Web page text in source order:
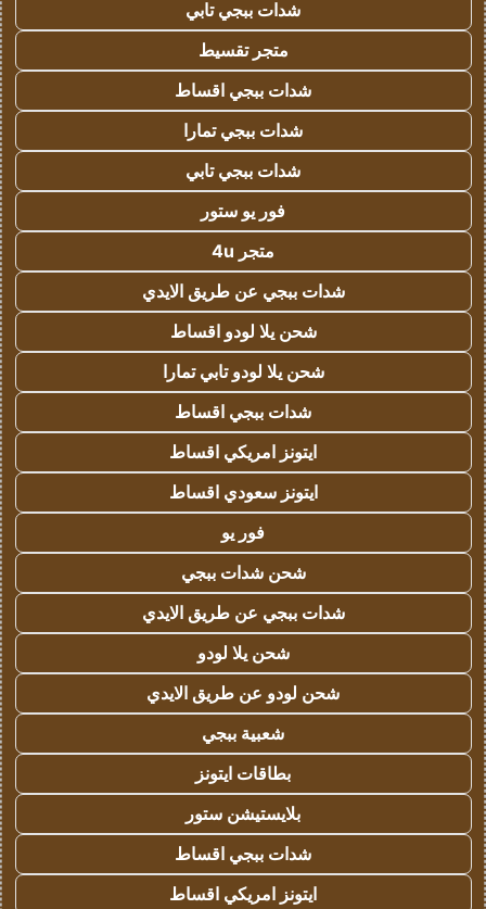
شدات ببجي تابي
متجر تقسيط
شدات ببجي اقساط
شدات ببجي تمارا
شدات ببجي تابي
فور يو ستور
متجر 4u
شدات ببجي عن طريق الايدي
شحن يلا لودو اقساط
شحن يلا لودو تابي تمارا
شدات ببجي اقساط
ايتونز امريكي اقساط
ايتونز سعودي اقساط
فور يو
شحن شدات ببجي
شدات ببجي عن طريق الايدي
شحن يلا لودو
شحن لودو عن طريق الايدي
شعبية ببجي
بطاقات ايتونز
بلايستيشن ستور
شدات ببجي اقساط
ايتونز امريكي اقساط